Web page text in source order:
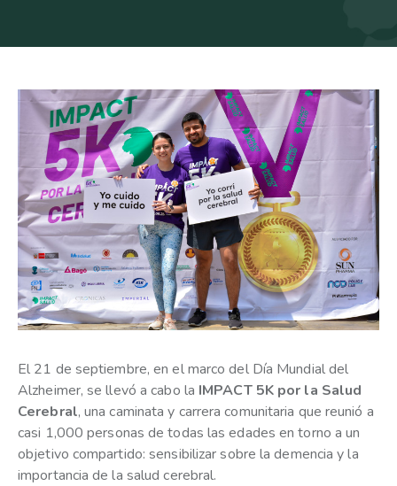
El 21 de septiembre, en el marco del Día Mundial del
Alzheimer, se llevó a cabo la IMPACT 5K por la Salud
Cerebral, una caminata y carrera comunitaria que reunió a
casi 1,000 personas de todas las edades en torno a un
objetivo compartido: sensibilizar sobre la demencia y la
importancia de la salud cerebral.